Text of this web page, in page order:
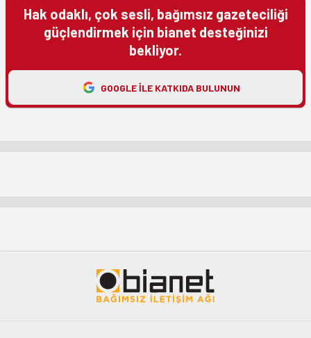
Hak odaklı, çok sesli, bağımsız gazeteciliği
güçlendirmek için bianet desteğinizi
bekliyor.
GOOGLE ILE KATKIDA BULUNUN